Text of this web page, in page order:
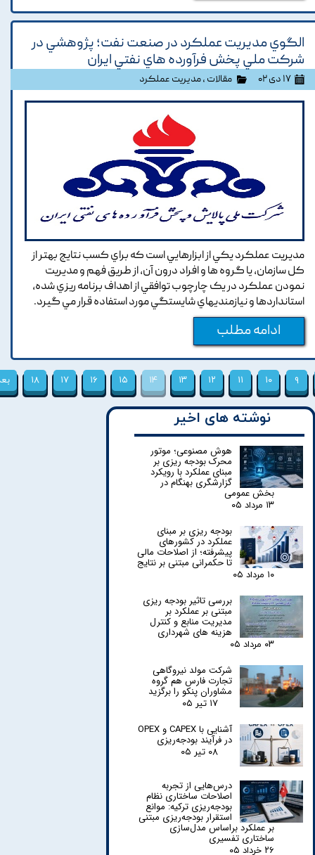
الگوي مديريت عملکرد در صنعت نفت؛ پژوهشي در
شرکت ملي پخش فرآورده هاي نفتي ايران
۱۷ دی ۰۲ مقالات ،مدیریت عملکرد
مديريت عملکرد يکي از ابزارهايي است که براي کسب نتايج بهتر از
کل سازمان, يا گروه ها و افراد درون آن, از طريق فهم و مديريت
نمودن عملکرد در يک چارچوب توافقي از اهداف برنامه ريزي شده,
استانداردها و نيازمنديهاي شايستگي مورد استفاده قرار مي گيرد.
ادامه مطلب
۹ ۱۰ ۱۱ ۱۲ ۱۳ ۱۴ ۱۵ ۱۶ ۱۷ ۱۸
نوشته های اخیر
هوش مصنوعی؛ موتور
محرک بودجه ریزی بر
مبنای عملکرد با رویکرد
گزارشگری بهنگام در
بخش عمومی
۱۳ مرداد ۰۵
بودجه ریزی بر مبنای
عملکرد در کشورهای
پیشرفته؛ از اصلاحات مالی
تا حکمرانی مبتنی بر نتایج
۱۰ مرداد ۰۵
بررسی تاثیر بودجه ریزی
مبتنی بر عملکرد بر
مدیریت منابع و کنترل
هزینه های شهرداری
۰۳ مرداد ۰۵
شرکت مولد نیروگاهی
تجارت فارس هم گروه
مشاوران پنکو را برگزید
۱۷ تیر ۰۵
آشنایی با CAPEX و OPEX
در فرآیند بودجه‌ریزی
۰۸ تیر ۰۵
درس‌هایی از تجربه
اصلاحات ساختاری نظام
بودجه‌ریزی ترکیه: موانع
استقرار بودجه‌ریزی مبتنی
بر عملکرد براساس مدل‌سازی
ساختاری تفسیری
۲۶ خرداد ۰۵